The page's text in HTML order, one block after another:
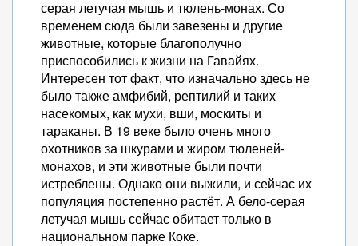
серая летучая мышь и тюлень-монах. Со
временем сюда были завезены и другие
животные, которые благополучно
приспособились к жизни на Гавайях.
Интересен тот факт, что изначально здесь не
было также амфибий, рептилий и таких
насекомых, как мухи, вши, москиты и
тараканы. В 19 веке было очень много
охотников за шкурами и жиром тюленей-
монахов, и эти животные были почти
истреблены. Однако они выжили, и сейчас их
популяция постепенно растёт. А бело-серая
летучая мышь сейчас обитает только в
национальном парке Коке.